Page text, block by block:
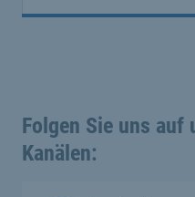
Folgen Sie uns auf
Kanälen: